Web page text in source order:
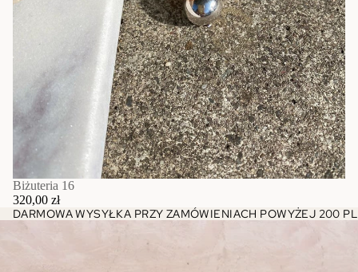
Biżuteria 16
320,00 zł
DARMOWA WYSYŁKA PRZY ZAMÓWIENIACH POWYŻEJ 200